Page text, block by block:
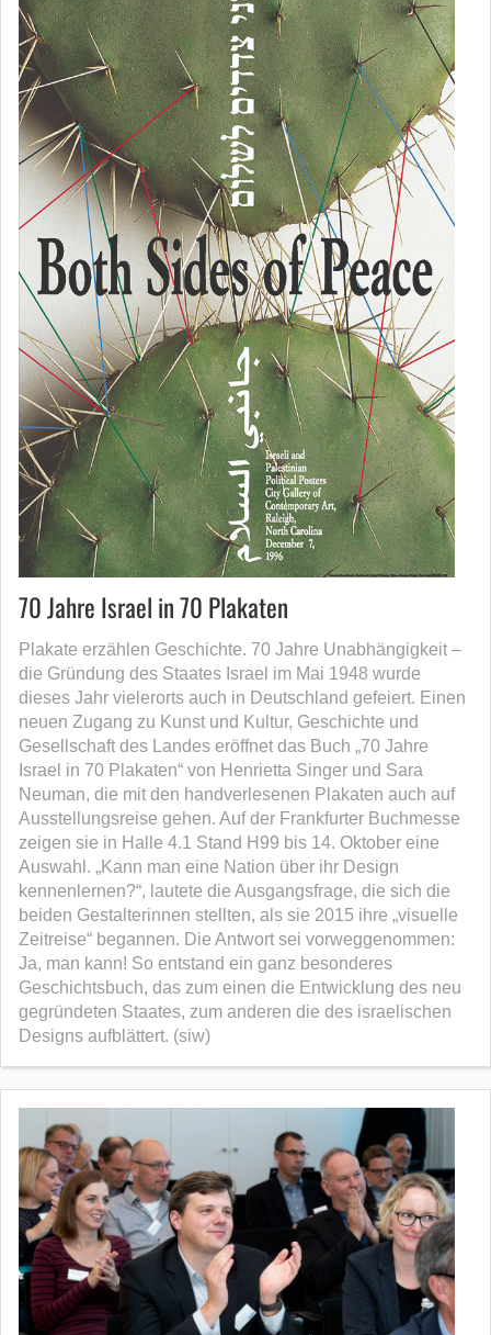
70 Jahre Israel in 70 Plakaten
Plakate erzählen Geschichte. 70 Jahre Unabhängigkeit –
die Gründung des Staates Israel im Mai 1948 wurde
dieses Jahr vielerorts auch in Deutschland gefeiert. Einen
neuen Zugang zu Kunst und Kultur, Geschichte und
Gesellschaft des Landes eröffnet das Buch „70 Jahre
Israel in 70 Plakaten“ von Henrietta Singer und Sara
Neuman, die mit den handverlesenen Plakaten auch auf
Ausstellungsreise gehen. Auf der Frankfurter Buchmesse
zeigen sie in Halle 4.1 Stand H99 bis 14. Oktober eine
Auswahl. „Kann man eine Nation über ihr Design
kennenlernen?“, lautete die Ausgangsfrage, die sich die
beiden Gestalterinnen stellten, als sie 2015 ihre „visuelle
Zeitreise“ begannen. Die Antwort sei vorweggenommen:
Ja, man kann! So entstand ein ganz besonderes
Geschichtsbuch, das zum einen die Entwicklung des neu
gegründeten Staates, zum anderen die des israelischen
Designs aufblättert. (siw)